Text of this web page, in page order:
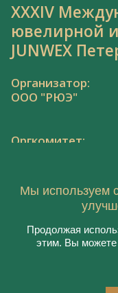
XXXIV
ювелирной
JUNWEX
Организатор:
ООО "РЮЭ"
Оргкомитет:
Мы используем
Продолжая
этим. Вы можете